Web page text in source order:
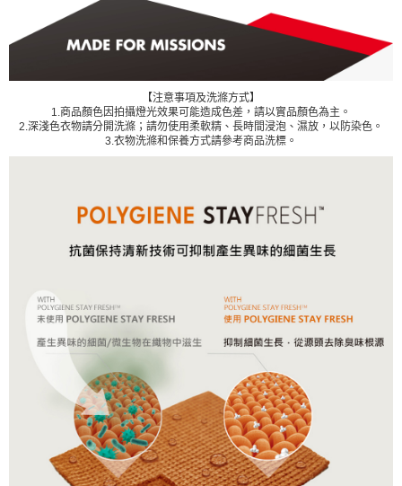
【注意事項及洗滌方式】
1.商品顏色因拍攝燈光效果可能造成色差，請以實品顏色為主。
2.深淺色衣物請分開洗滌；請勿使用柔軟精、長時間浸泡、濕放，以防染色。
3.衣物洗滌和保養方式請參考商品洗標。